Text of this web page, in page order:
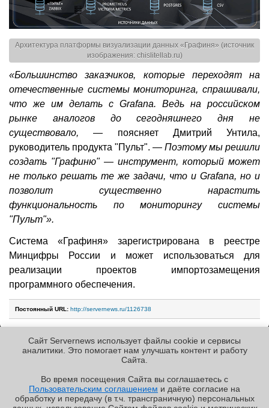
✖
Архитектура платформы визуализации данных «Графиня» (источник
изображения: chislitellab.ru)
«Большинство заказчиков, которые переходят на
отечественные системы мониторинга, спрашивали,
что же им делать с Grafana. Ведь на российском
рынке аналогов до сегодняшнего дня не
существовало, — поясняет Дмитрий Унтила,
руководитель продукта "Пульт". — Поэтому мы решили
создать "Графиню" — инструмент, который может
не только решать те же задачи, что и Grafana, но и
позволит существенно нарастить
функциональность по мониторингу системы
"Пульт"».
Система «Графиня» зарегистрирована в реестре
Минцифры России и может использоваться для
реализации проектов импортозамещения
программного обеспечения.
Постоянный URL: http://servernews.ru/1126738
Следующие новости »
РЕКЛАМА • ООО «ЛАБОРАТОРИЯ ЧИСЛИТЕЛЬ»
Copyright ©2010-2026
Сайт Servernews использует файлы cookie и сервисы
аналитики. Это помогает нам улучшать контент и работу
Cайта.
Во время посещения Cайта вы соглашаетесь с
Пользовательским соглашением и даёте согласие на
обработку и передачу (в т.ч. трансграничную) персональных